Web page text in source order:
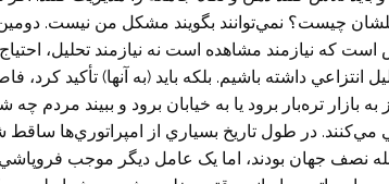
چيست؟ نمي‌توانند بگويند مشكل من نيست.
كه نيازمند مشاهده است نه نيازمند تحليل،
انتزاعي داشته باشيم. بلکه بايد (به آنها) تأكيد
تره‌بار برود يا به خيابان برود و ببيند مردم چه
در طول تاريخ بسياري از امپراتوري‌ها ساقط
نصف جهان بودند، اما يک عامل ديگر‌ موجب